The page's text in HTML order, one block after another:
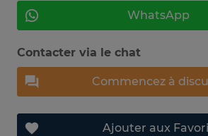
WhatsApp
Contacter via le chat
Commencez à
Ajouter aux